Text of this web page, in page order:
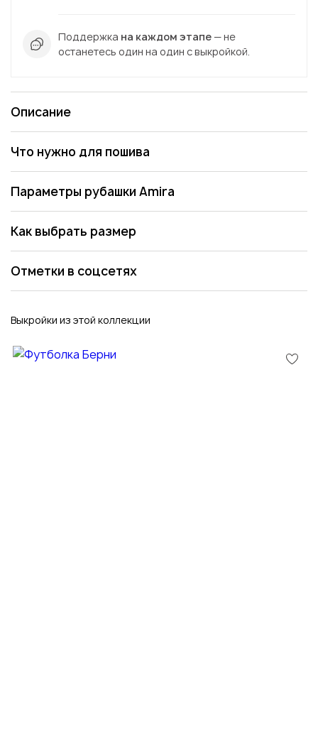
Поддержка на каждом этапе — не
останетесь один на один с выкройкой.
Описание
Что нужно для пошива
Параметры рубашки Amira
Как выбрать размер
Отметки в соцсетях
Выкройки из этой коллекции